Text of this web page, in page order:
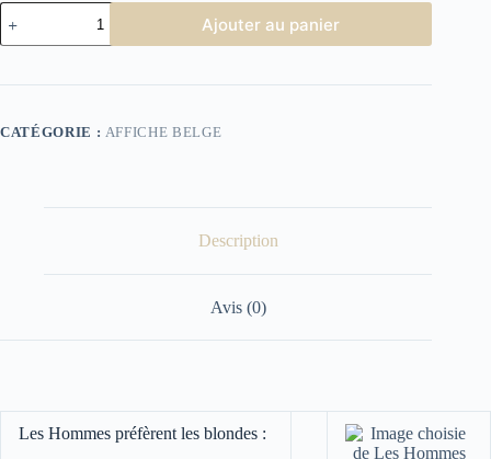
quantité
de
Affiche
Les
préfèrent
les
Ajouter au panier
CATÉGORIE : AFFICHE BELGE
Description
Avis (0)
Les Hommes préfèrent les blondes :